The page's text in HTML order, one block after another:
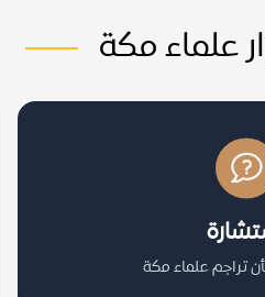
علماء مكة
تراجم علماء مكة